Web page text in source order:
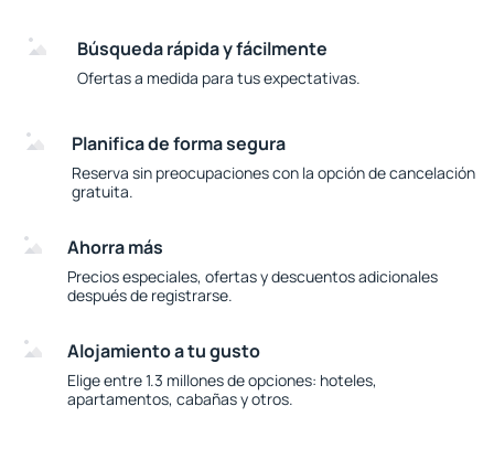
Búsqueda rápida y fácilmente
Ofertas a medida para tus expectativas.
Planifica de forma segura
Reserva sin preocupaciones con la opción de cancelación
gratuita.
Ahorra más
Precios especiales, ofertas y descuentos adicionales
después de registrarse.
Alojamiento a tu gusto
Elige entre 1.3 millones de opciones: hoteles,
apartamentos, cabañas y otros.